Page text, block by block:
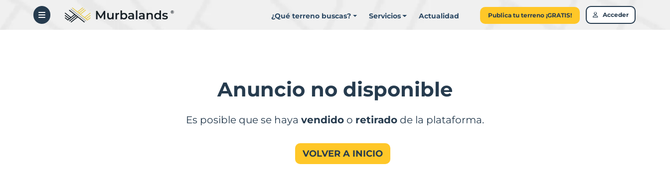
¿Qué terreno buscas? Servicios Actualidad Publica tu terreno ¡GRATIS! Acceder
Anuncio no disponible
Es posible que se haya vendido o retirado de la plataforma.
VOLVER A INICIO